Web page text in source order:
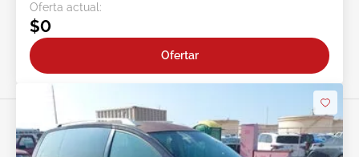
Oferta actual:
$0
Ofertar